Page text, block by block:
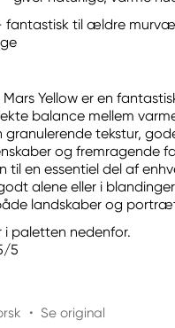
fantastisk til ældre
Mars Yellow er en
balance mellem
granulerende tekstur,
og fremragende
til en essentiel del af
alene eller i
landskaber og
i paletten nedenfor.
5
• Se original